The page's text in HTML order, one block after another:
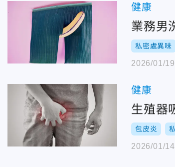
健康
業務男
私密處異味
2026/01/
健康
生殖器
包皮炎
2026/01/